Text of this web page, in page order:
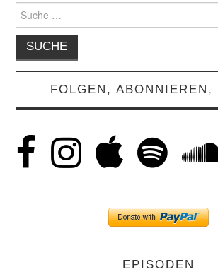
Suche
nach:
FOLGEN, ABONNIEREN,
EPISODEN